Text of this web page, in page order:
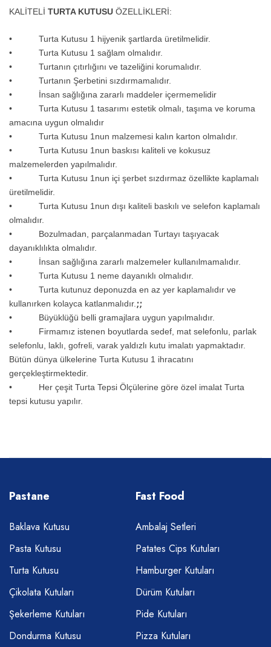
KALİTELİ TURTA KUTUSU ÖZELLİKLERİ:
• Turta Kutusu 1 hijyenik şartlarda üretilmelidir.
• Turta Kutusu 1 sağlam olmalıdır.
• Turtanın çıtırlığını ve tazeliğini korumalıdır.
• Turtanın Şerbetini sızdırmamalıdır.
• İnsan sağlığına zararlı maddeler içermemelidir
• Turta Kutusu 1 tasarımı estetik olmalı, taşıma ve koruma
amacına uygun olmalıdır
• Turta Kutusu 1nun malzemesi kalın karton olmalıdır.
• Turta Kutusu 1nun baskısı kaliteli ve kokusuz
malzemelerden yapılmalıdır.
• Turta Kutusu 1nun içi şerbet sızdırmaz özellikte kaplamalı
üretilmelidir.
• Turta Kutusu 1nun dışı kaliteli baskılı ve selefon kaplamalı
olmalıdır.
• Bozulmadan, parçalanmadan Turtayı taşıyacak
dayanıklılıkta olmalıdır.
• İnsan sağlığına zararlı malzemeler kullanılmamalıdır.
• Turta Kutusu 1 neme dayanıklı olmalıdır.
• Turta kutunuz deponuzda en az yer kaplamalıdır ve
kullanırken kolayca katlanmalıdır. ;;
• Büyüklüğü belli gramajlara uygun yapılmalıdır.
• Firmamız istenen boyutlarda sedef, mat selefonlu, parlak
selefonlu, laklı, gofreli, varak yaldızlı kutu imalatı yapmaktadır.
Bütün dünya ülkelerine Turta Kutusu 1 ihracatını
gerçekleştirmektedir.
• Her çeşit Turta Tepsi Ölçülerine göre özel imalat Turta
tepsi kutusu yapılır.
Pastane
Baklava Kutusu
Pasta Kutusu
Turta Kutusu
Çikolata Kutuları
Şekerleme Kutuları
Dondurma Kutusu
Fast Food
Ambalaj Setleri
Patates Cips Kutuları
Hamburger Kutuları
Dürüm Kutuları
Pide Kutuları
Pizza Kutuları